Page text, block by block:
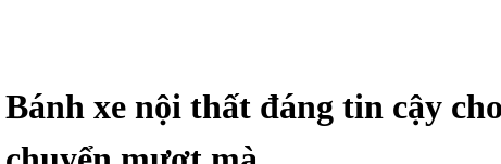
Bánh xe nội thất đáng tin cậy